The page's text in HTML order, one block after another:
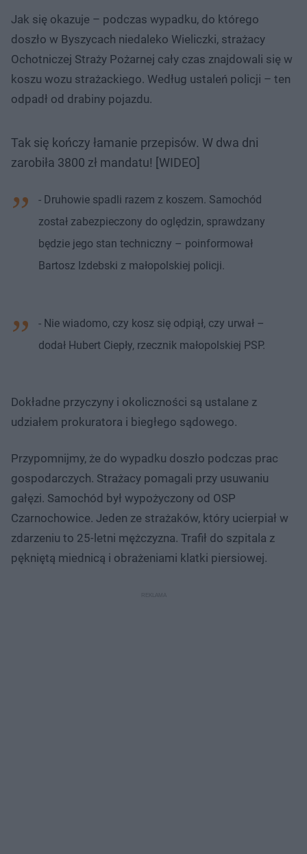
Jak się okazuje – podczas wypadku, do którego
doszło w Byszycach niedaleko Wieliczki, strażacy
Ochotniczej Straży Pożarnej cały czas znajdowali się w
koszu wozu strażackiego. Według ustaleń policji – ten
odpadł od drabiny pojazdu.
Tak się kończy łamanie przepisów. W dwa dni
zarobiła 3800 zł mandatu! [WIDEO]
- Druhowie spadli razem z koszem. Samochód
został zabezpieczony do oględzin, sprawdzany
będzie jego stan techniczny – poinformował
Bartosz Izdebski z małopolskiej policji.
- Nie wiadomo, czy kosz się odpiął, czy urwał –
dodał Hubert Ciepły, rzecznik małopolskiej PSP.
Dokładne przyczyny i okoliczności są ustalane z
udziałem prokuratora i biegłego sądowego.
Przypomnijmy, że do wypadku doszło podczas prac
gospodarczych. Strażacy pomagali przy usuwaniu
gałęzi. Samochód był wypożyczony od OSP
Czarnochowice. Jeden ze strażaków, który ucierpiał w
zdarzeniu to 25-letni mężczyzna. Trafił do szpitala z
pękniętą miednicą i obrażeniami klatki piersiowej.